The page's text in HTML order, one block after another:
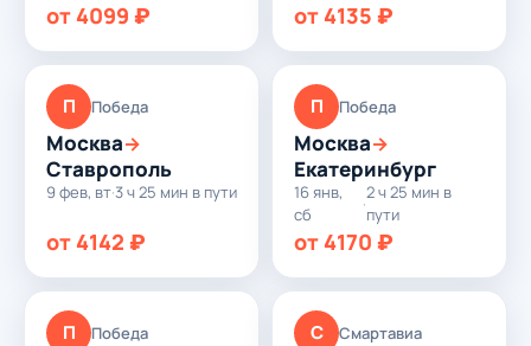
от 4099 ₽ от 4135 ₽
П Победа
Москва→
Ставрополь
9 фев, вт·3 ч 25 мин в пути
от 4142 ₽
П Победа
Москва→
Екатеринбург
16 янв,
сб
·
2 ч 25 мин в
пути
от 4170 ₽
П Победа С Смартавиа